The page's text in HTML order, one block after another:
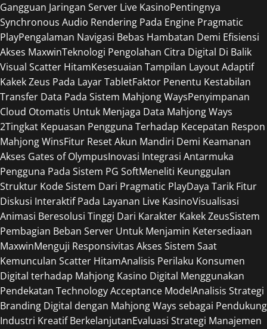
Gangguan Jaringan Server Live KasinoPentingnya
Synchronous Audio Rendering Pada Engine Pragmatic
PlayPengalaman Navigasi Bebas Hambatan Demi Efisiensi
Akses MaxwinTeknologi Pengolahan Citra Digital Di Balik
Visual Scatter HitamKesesuaian Tampilan Layout Adaptif
Kakek Zeus Pada Layar TabletFaktor Penentu Kestabilan
Transfer Data Pada Sistem Mahjong WaysPenyimpanan
Cloud Otomatis Untuk Menjaga Data Mahjong Ways
2Tingkat Kepuasan Pengguna Terhadap Kecepatan Respon
Mahjong WinsFitur Reset Akun Mandiri Demi Keamanan
Akses Gates of OlympusInovasi Integrasi Antarmuka
Pengguna Pada Sistem PG SoftMeneliti Keunggulan
Struktur Kode Sistem Dari Pragmatic PlayDaya Tarik Fitur
Diskusi Interaktif Pada Layanan Live KasinoVisualisasi
Animasi Beresolusi Tinggi Dari Karakter Kakek ZeusSistem
Pembagian Beban Server Untuk Menjamin Ketersediaan
MaxwinMenguji Responsivitas Akses Sistem Saat
Kemunculan Scatter HitamAnalisis Perilaku Konsumen
Digital terhadap Mahjong Kasino Digital Menggunakan
Pendekatan Technology Acceptance ModelAnalisis Strategi
Branding Digital dengan Mahjong Ways sebagai Pendukung
Industri Kreatif BerkelanjutanEvaluasi Strategi Manajemen